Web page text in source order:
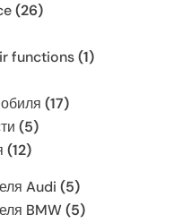
(26)
functions(1)
(17)
(5)
(12)
Audi (5)
BMW(5)